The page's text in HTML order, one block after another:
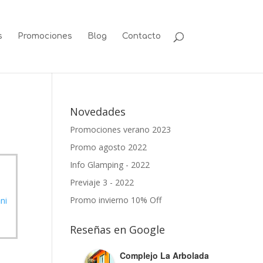
Promociones Blog Contacto
Novedades
Promociones verano 2023
Promo agosto 2022
Info Glamping - 2022
Previaje 3 - 2022
Promo invierno 10% Off
Reseñas en Google
Complejo La Arbolada